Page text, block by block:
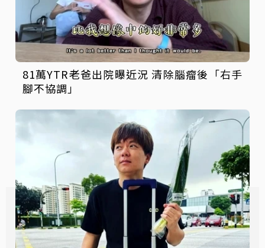
81萬YTR老爸出院曝近況 清除腦瘤後「右手
腳不協調」